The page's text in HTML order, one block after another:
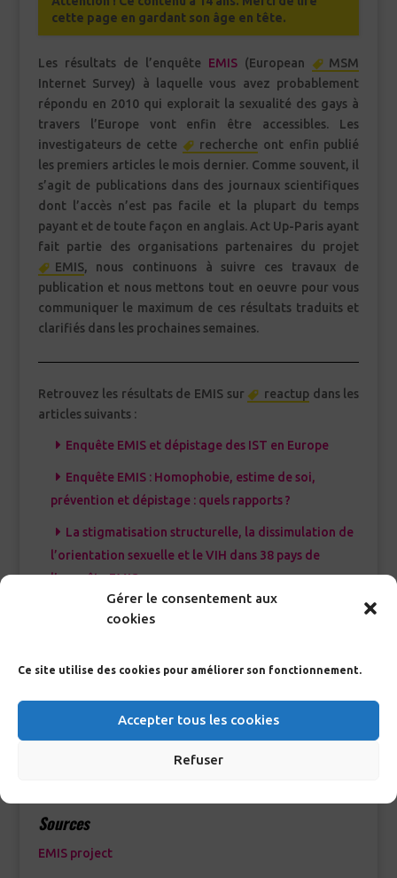
Gérer le consentement aux
cookies
Ce site utilise des cookies pour améliorer son fonctionnement.
Accepter tous les cookies
Refuser
cette page en gardant son âge en tête.
Les résultats de l’enquête EMIS (European
MSM
Internet Survey) à laquelle vous avez probablement
répondu en 2010 qui explorait la sexualité des gays à
travers l’Europe vont enfin être accessibles. Les
investigateurs de cette
recherche ont enfin publié
les premiers articles le mois dernier. Comme souvent, il
s’agit de publications dans des journaux scientifiques
dont l’accès n’est pas facile et la plupart du temps
payant et de toute façon en anglais. Act Up-Paris ayant
fait partie des organisations partenaires du projet
EMIS, nous continuons à suivre ces travaux de
publication et nous mettons tout en oeuvre pour vous
communiquer le maximum de ces résultats traduits et
clarifiés dans les prochaines semaines.
Retrouvez les résultats de EMIS sur reactup dans les
articles suivants :
Enquête EMIS et dépistage des IST en Europe
Enquête EMIS : Homophobie, estime de soi,
prévention et dépistage : quels rapports ?
La stigmatisation structurelle, la dissimulation de
l’orientation sexuelle et le VIH dans 38 pays de
l’enquête EMIS
FEMP, la prévention à l’échelle européenne
Sources
EMIS project